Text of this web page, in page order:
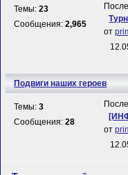
Темы:23
Сообщения:2,965
от
Подвиги наших героев
Темы:3
Сообщения:28
от